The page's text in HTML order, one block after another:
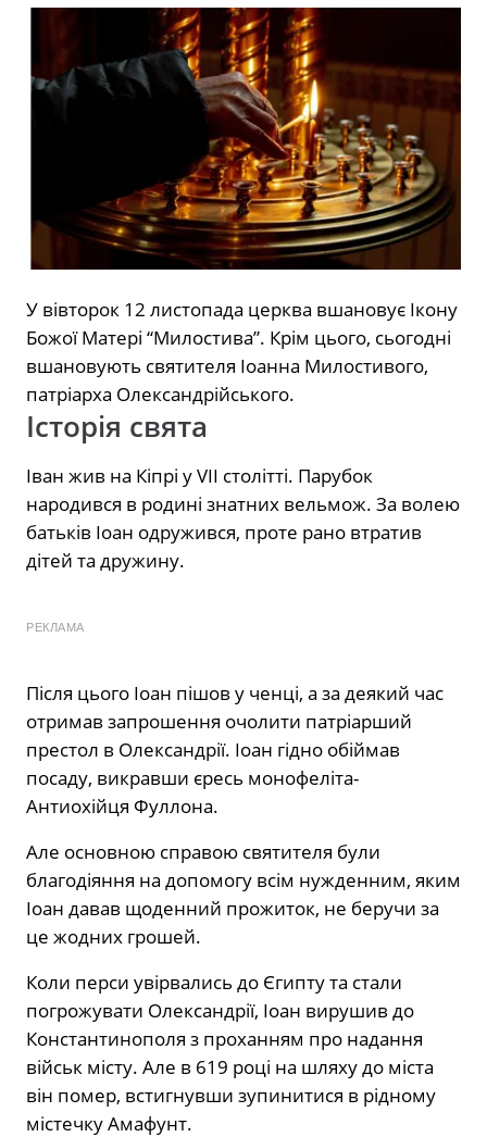
У вівторок 12 листопада церква вшановує Ікону
Божої Матері “Милостива”. Крім цього, сьогодні
вшановують святителя Іоанна Милостивого,
патріарха Олександрійського.
Історія свята
Іван жив на Кіпрі у VII столітті. Парубок
народився в родині знатних вельмож. За волею
батьків Іоан одружився, проте рано втратив
дітей та дружину.
РЕКЛАМА
Після цього Іоан пішов у ченці, а за деякий час
отримав запрошення очолити патріарший
престол в Олександрії. Іоан гідно обіймав
посаду, викравши єресь монофеліта-
Антиохійця Фуллона.
Але основною справою святителя були
благодіяння на допомогу всім нужденним, яким
Іоан давав щоденний прожиток, не беручи за
це жодних грошей.
Коли перси увірвались до Єгипту та стали
погрожувати Олександрії, Іоан вирушив до
Константинополя з проханням про надання
військ місту. Але в 619 році на шляху до міста
він помер, встигнувши зупинитися в рідному
містечку Амафунт.